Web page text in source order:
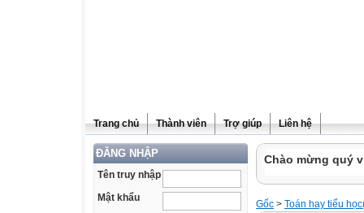
Trang chủ Thành viên Trợ giúp Liên hệ
ĐĂNG NHẬP
Tên truy nhập
Mật khẩu
Chào mừng quý
Gốc > Toán hay tiểu